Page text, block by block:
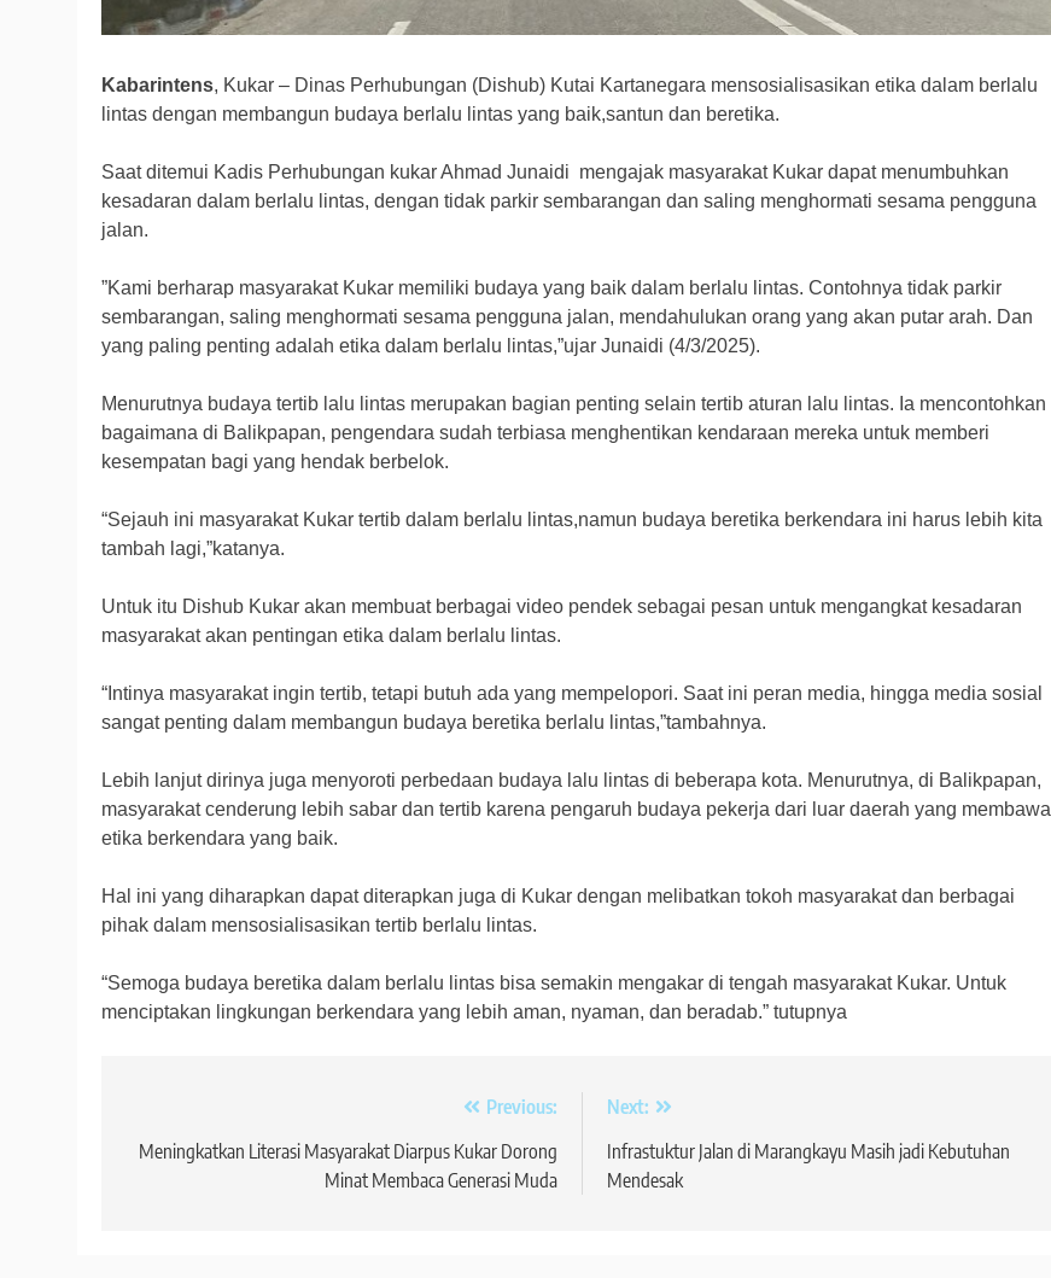
Kabarintens, Kukar – Dinas Perhubungan (Dishub) Kutai Kartanegara mensosialisasikan etika dalam berlalu
lintas dengan membangun budaya berlalu lintas yang baik,santun dan beretika.
Saat ditemui Kadis Perhubungan kukar Ahmad Junaidi mengajak masyarakat Kukar dapat menumbuhkan
kesadaran dalam berlalu lintas, dengan tidak parkir sembarangan dan saling menghormati sesama pengguna
jalan.
”Kami berharap masyarakat Kukar memiliki budaya yang baik dalam berlalu lintas. Contohnya tidak parkir
sembarangan, saling menghormati sesama pengguna jalan, mendahulukan orang yang akan putar arah. Dan
yang paling penting adalah etika dalam berlalu lintas,”ujar Junaidi (4/3/2025).
Menurutnya budaya tertib lalu lintas merupakan bagian penting selain tertib aturan lalu lintas. Ia mencontohkan
bagaimana di Balikpapan, pengendara sudah terbiasa menghentikan kendaraan mereka untuk memberi
kesempatan bagi yang hendak berbelok.
“Sejauh ini masyarakat Kukar tertib dalam berlalu lintas,namun budaya beretika berkendara ini harus lebih kita
tambah lagi,”katanya.
Untuk itu Dishub Kukar akan membuat berbagai video pendek sebagai pesan untuk mengangkat kesadaran
masyarakat akan pentingan etika dalam berlalu lintas.
“Intinya masyarakat ingin tertib, tetapi butuh ada yang mempelopori. Saat ini peran media, hingga media sosial
sangat penting dalam membangun budaya beretika berlalu lintas,”tambahnya.
Lebih lanjut dirinya juga menyoroti perbedaan budaya lalu lintas di beberapa kota. Menurutnya, di Balikpapan,
masyarakat cenderung lebih sabar dan tertib karena pengaruh budaya pekerja dari luar daerah yang membawa
etika berkendara yang baik.
Hal ini yang diharapkan dapat diterapkan juga di Kukar dengan melibatkan tokoh masyarakat dan berbagai
pihak dalam mensosialisasikan tertib berlalu lintas.
“Semoga budaya beretika dalam berlalu lintas bisa semakin mengakar di tengah masyarakat Kukar. Untuk
menciptakan lingkungan berkendara yang lebih aman, nyaman, dan beradab.” tutupnya
pos
Previous:
Meningkatkan Literasi Masyarakat Diarpus Kukar Dorong
Minat Membaca Generasi Muda
Next:
Infrastuktur Jalan di Marangkayu Masih jadi Kebutuhan
Mendesak